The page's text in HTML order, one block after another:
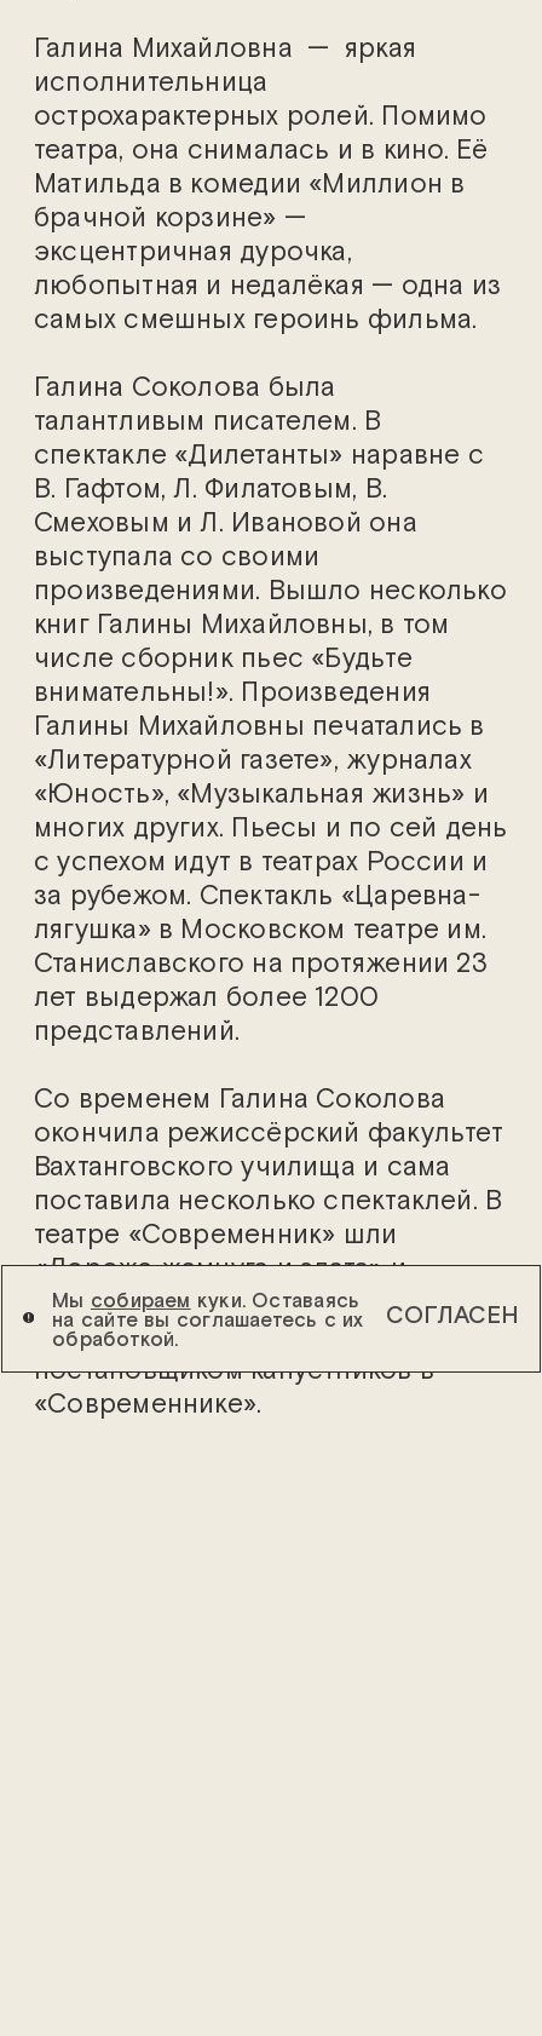
Галина Михайловна — яркая
исполнительница
острохарактерных ролей. Помимо
театра, она снималась и в кино. Её
Матильда в комедии «Миллион в
брачной корзине» —
эксцентричная дурочка,
любопытная и недалёкая — одна из
самых смешных героинь фильма.
Галина Соколова была
талантливым писателем. В
спектакле «Дилетанты» наравне с
В. Гафтом, Л. Филатовым, В.
Смеховым и Л. Ивановой она
выступала со своими
произведениями. Вышло несколько
книг Галины Михайловны, в том
числе сборник пьес «Будьте
внимательны!». Произведения
Галины Михайловны печатались в
«Литературной газете», журналах
«Юность», «Музыкальная жизнь» и
многих других. Пьесы и по сей день
с успехом идут в театрах России и
за рубежом. Спектакль «Царевна-
лягушка» в Московском театре им.
Станиславского на протяжении 23
лет выдержал более 1200
представлений.
Со временем Галина Соколова
окончила режиссёрский факультет
Вахтанговского училища и сама
поставила несколько спектаклей. В
театре «Современник» шли
«Дороже жемчуга и злата» и
«Семейная фотография». Многие
годы Соколова была автором и
постановщиком капустников в
«Современнике».
Мы собираем куки. Оставаясь
на сайте вы соглашаетесь с их
обработкой.
СОГЛАСЕН